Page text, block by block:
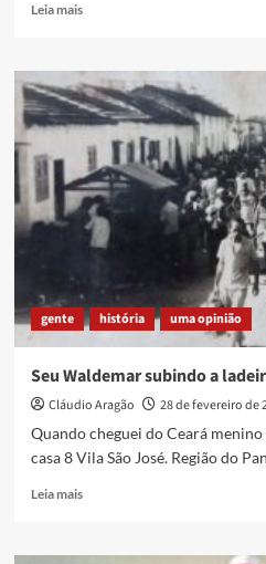
Leia maisRead
POLÍTICAS
DE
CULTURA
EM
DUQUE
DE
CAXIAS:
CONSELHO
E
EDITAIS
ALDIR
BLANC
gente história uma opinião
Seu Waldemar subindo a
Cláudio Aragão 28 de fevereiro de
Quando cheguei do Ceará
casa 8 Vila São José. Região do
Leia maisRead
Seu